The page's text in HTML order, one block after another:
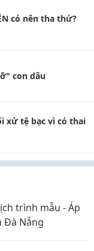
có nên tha thứ?
con dâu
xử tệ bạc vì có thai
trình mẫu - Áp
Đà Nẵng